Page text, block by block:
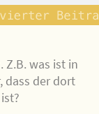
Z.B. was ist in
dass der dort